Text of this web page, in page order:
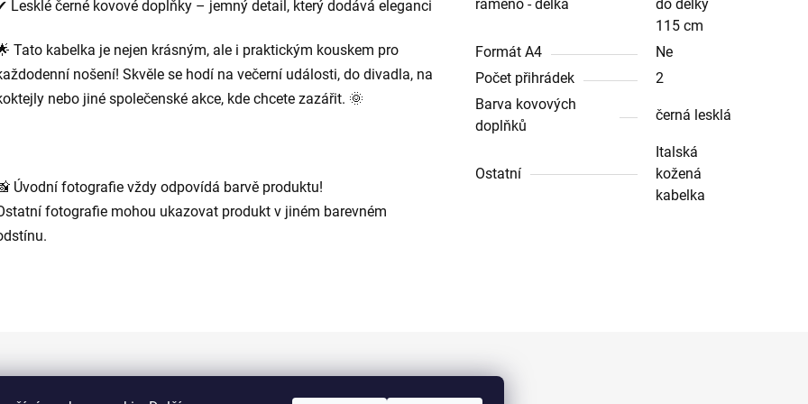
Lesklé černé kovové doplňky – jemný detail, který dodává eleganci
Tato kabelka je nejen krásným, ale i praktickým kouskem pro
nošení! Skvěle se hodí na večerní události, do divadla, na
nebo jiné společenské akce, kde chcete zazářit. 🌞
Úvodní fotografie vždy odpovídá barvě produktu!
fotografie mohou ukazovat produkt v jiném barevném
rameno - délka
do délky
115 cm
Formát A4
Ne
Počet přihrádek
2
Barva kovových
doplňků
černá lesklá
Ostatní
Italská
kožená
kabelka
Informace pro vás Facebook